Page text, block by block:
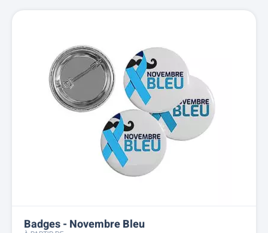
Badges - Novembre Bleu